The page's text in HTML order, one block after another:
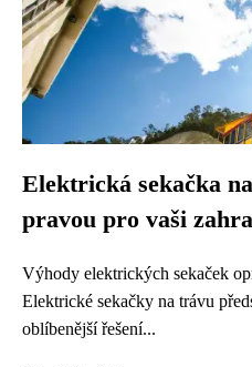
Elektrická sekačka
pravou pro vaši
Výhody elektrických sekaček
Elektrické sekačky na trávu
oblíbenější řešení...